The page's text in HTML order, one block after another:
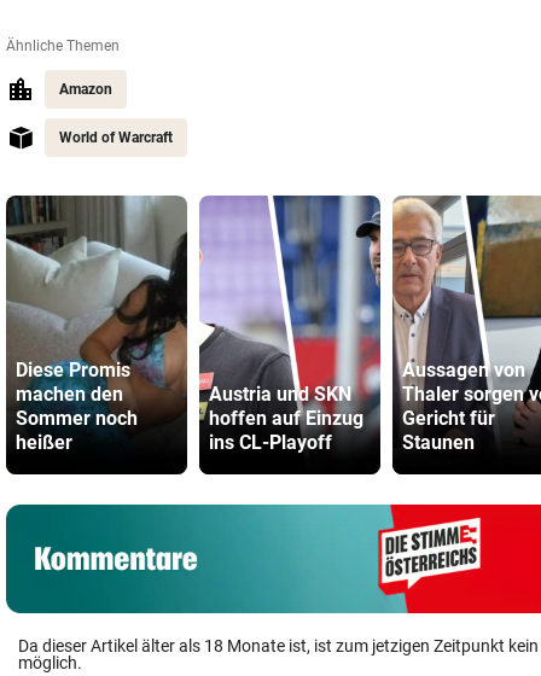
Ähnliche Themen
Amazon
World of Warcraft
Diese Promis
machen den
Sommer noch
heißer
Austria und SKN
hoffen auf Einzug
ins CL-Playoff
Aussagen von
Thaler sorgen
Gericht für
Staunen
Da dieser Artikel älter als 18 Monate ist, ist zum jetzigen Zeitpunkt
möglich.